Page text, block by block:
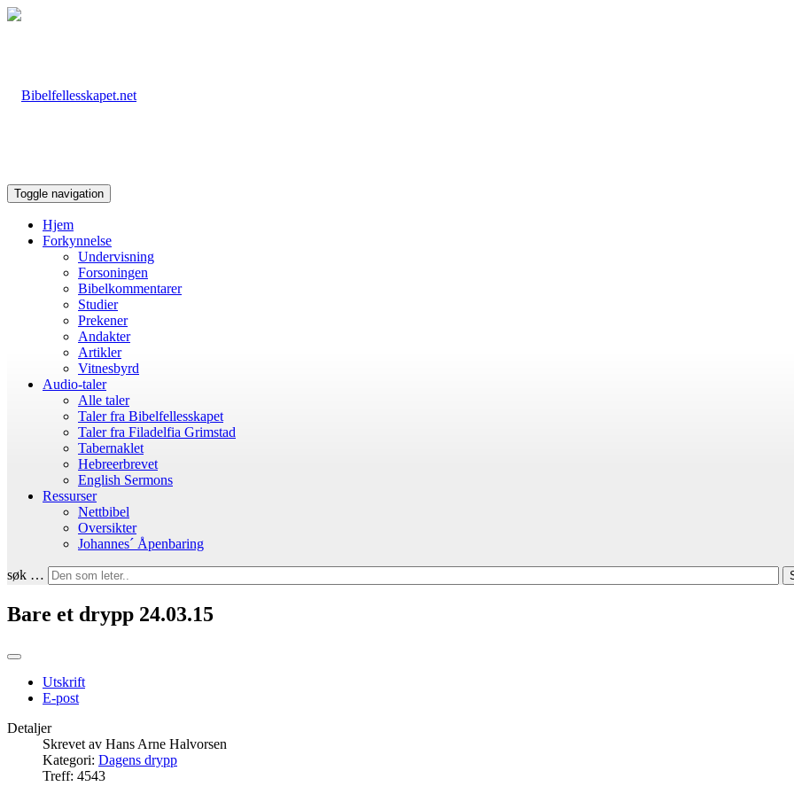
Toggle navigation
Hjem
Forkynnelse
Undervisning
Forsoningen
Bibelkommentarer
Studier
Prekener
Andakter
Artikler
Vitnesbyrd
Audio-taler
Alle taler
Taler fra Bibelfellesskapet
Taler fra Filadelfia Grimstad
Tabernaklet
Hebreerbrevet
English Sermons
Ressurser
Nettbibel
Oversikter
Johannes´ Åpenbaring
søk …
Bare et drypp 24.03.15
Utskrift
E-post
Detaljer
Skrevet av Hans Arne Halvorsen
Kategori: Dagens drypp
Treff: 4543